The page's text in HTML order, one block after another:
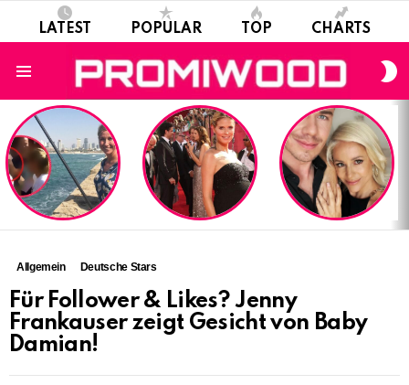
LATEST POPULAR TOP CHARTS
LATEST
STORIES
Allgemein Deutsche Stars
Für Follower & Likes? Jenny
Frankauser zeigt Gesicht von Baby
Damian!